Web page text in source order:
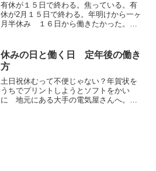
有休が１５日で終わる。焦っている。有
休が2月１５日で終わる。年明けから一ヶ
月半休み １６日から働きたかった。１
ワークにいったり家で求人をみたりして
いるが応募したいと思え...
休みの日と働く日 定年後の働き
方
土日祝休むって不便じゃない？年賀状を
うちでプリントしようとソフトをかい
に 地元にある大手の電気屋さんへ。外